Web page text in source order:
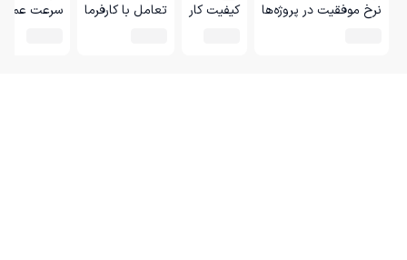
نرخ موفقیت در پروژه‌ها کیفیت کار تعامل با کارفرما سرعت عمل